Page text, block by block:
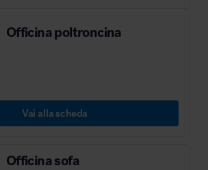
Officina poltroncina
Vai alla scheda
Officina sofa